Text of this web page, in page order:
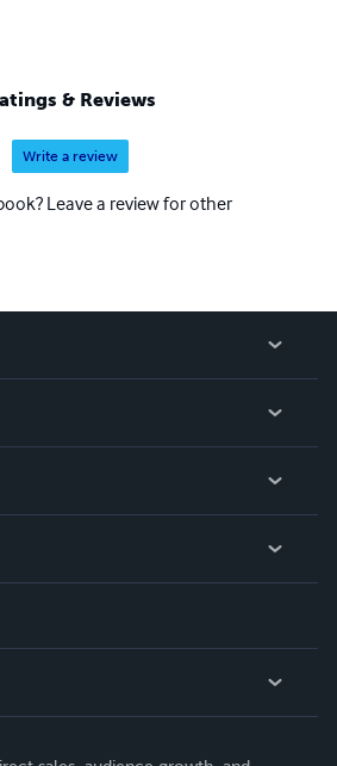
& Reviews
Write a review
Leave a review for other